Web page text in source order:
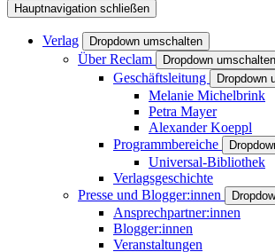
Hauptnavigation schließen
Verlag Dropdown umschalten
Über Reclam Dropdown umschalten
Geschäftsleitung Dropdown
Melanie Michelbrink
Petra Mayer
Alexander Koeppl
Programmbereiche
Universal-Bibliothek
Verlagsgeschichte
Presse und Blogger:innen
Ansprechpartner:innen
Blogger:innen
Veranstaltungen